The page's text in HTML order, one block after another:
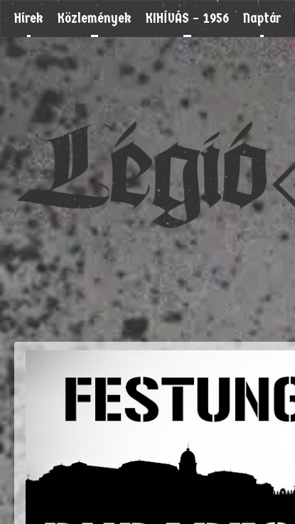
Hírek Közlemények KIHÍVÁS – 1956 Naptár